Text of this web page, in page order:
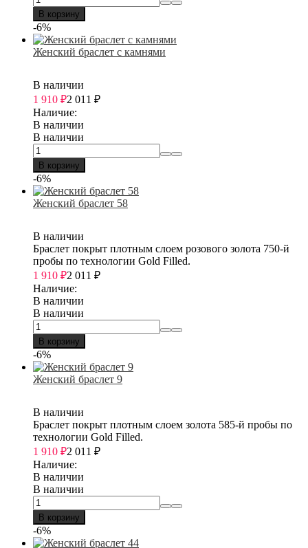
В корзину
-6%
Женский браслет с камнями
В наличии
1 910 ₽2 011 ₽
Наличие:
В наличии
В наличии
В корзину
-6%
Женский браслет 58
В наличии
Браслет покрыт плотным слоем розового золота 750-й
пробы по технологии Gold Filled.
1 910 ₽2 011 ₽
Наличие:
В наличии
В наличии
В корзину
-6%
Женский браслет 9
В наличии
Браслет покрыт плотным слоем золота 585-й пробы по
технологии Gold Filled.
1 910 ₽2 011 ₽
Наличие:
В наличии
В наличии
В корзину
-6%